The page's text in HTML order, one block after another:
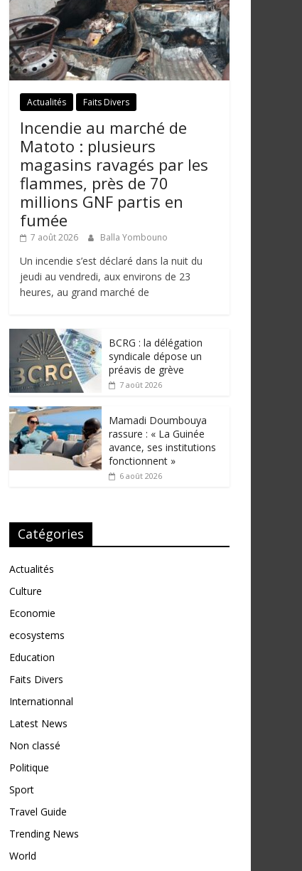
Actualités Faits Divers
Incendie au marché de
Matoto : plusieurs
magasins ravagés par les
flammes, près de 70
millions GNF partis en
fumée
7 août 2026 Balla Yombouno
Un incendie s’est déclaré dans la nuit du
jeudi au vendredi, aux environs de 23
heures, au grand marché de
BCRG : la délégation
syndicale dépose un
préavis de grève
7 août 2026
Mamadi Doumbouya
rassure : « La Guinée
avance, ses institutions
fonctionnent »
6 août 2026
Catégories
Actualités
Culture
Economie
ecosystems
Education
Faits Divers
Internationnal
Latest News
Non classé
Politique
Sport
Travel Guide
Trending News
World